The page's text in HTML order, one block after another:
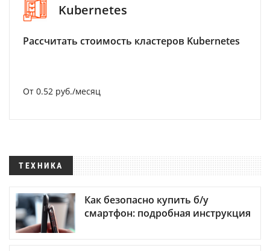
Kubernetes
Рассчитать стоимость кластеров Kubernetes
От 0.52 руб./месяц
ТЕХНИКА
Как безопасно купить б/у
смартфон: подробная инструкция